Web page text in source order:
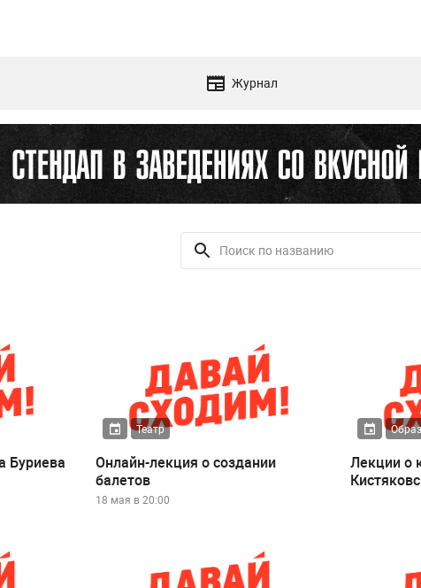
Журнал
Буриева
Театр
Онлайн-лекция о создании
балетов
18 мая в 20:00
Лекции о